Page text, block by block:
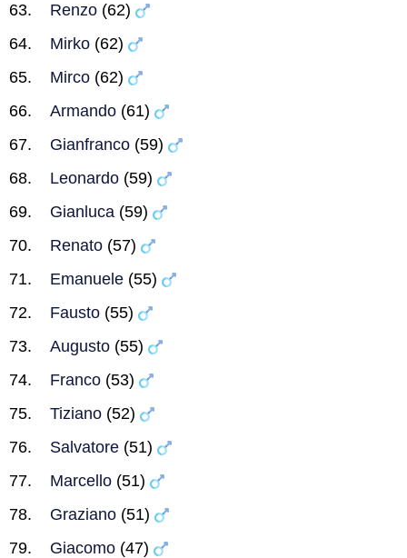
Renzo (62)
Mirko (62)
Mirco (62)
Armando (61)
Gianfranco (59)
Leonardo (59)
Gianluca (59)
Renato (57)
Emanuele (55)
Fausto (55)
Augusto (55)
Franco (53)
Tiziano (52)
Salvatore (51)
Marcello (51)
Graziano (51)
Giacomo (47)